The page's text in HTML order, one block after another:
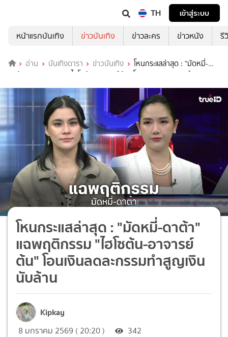
TH
เข้าสู่ระบบ
หน้าแรกบันเทิง
ข่าวบันเทิง ข่าวละคร ข่าวหนัง รี
อ่าน บันเทิงดารา ข่าวบันเทิง
โหนกระแสล่าสุด : "มัดหมี่-
ดาต้า" แฉพฤติกรรม "ไฮโซต้น-อาจารย์ต้น" โอนเงินลดละกรรมทำสูญเงิน
โหนกระแสล่าสุด : "มัดหมี่-ดาต้า"
แฉพฤติกรรม "ไฮโซต้น-อาจารย์
ต้น" โอนเงินลดละกรรมทำสูญเงิน
นับล้าน
Kipkay
8 มกราคม 2569 ( 20:20 ) 342